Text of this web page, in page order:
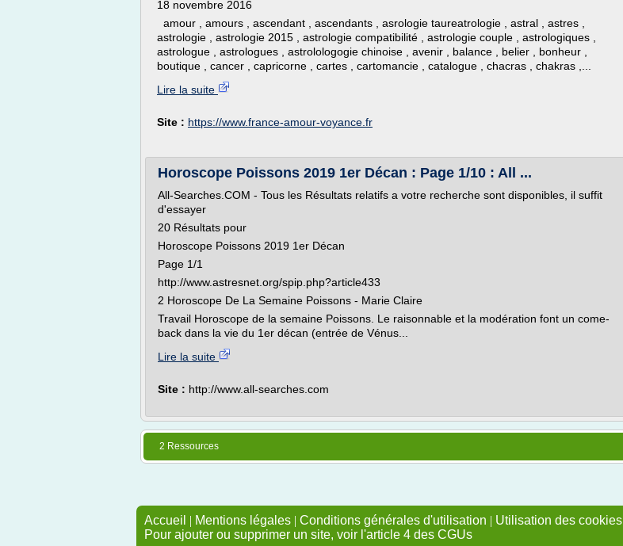
18 novembre 2016
amour , amours , ascendant , ascendants , asrologie taureatrologie , astral , astres ,
astrologie , astrologie 2015 , astrologie compatibilité , astrologie couple , astrologiques ,
astrologue , astrologues , astrolologogie chinoise , avenir , balance , belier , bonheur ,
boutique , cancer , capricorne , cartes , cartomancie , catalogue , chacras , chakras ,...
Lire la suite
Site : https://www.france-amour-voyance.fr
Horoscope Poissons 2019 1er Décan : Page 1/10 : All ...
All-Searches.COM - Tous les Résultats relatifs a votre recherche sont disponibles, il suffit
d'essayer
20 Résultats pour
Horoscope Poissons 2019 1er Décan
Page 1/1
http://www.astresnet.org/spip.php?article433
2 Horoscope De La Semaine Poissons - Marie Claire
Travail Horoscope de la semaine Poissons. Le raisonnable et la modération font un come-
back dans la vie du 1er décan (entrée de Vénus...
Lire la suite
Site : http://www.all-searches.com
2 Ressources
Accueil | Mentions légales | Conditions générales d'utilisation | Utilisation des cookies
Pour ajouter ou supprimer un site, voir l'article 4 des CGUs